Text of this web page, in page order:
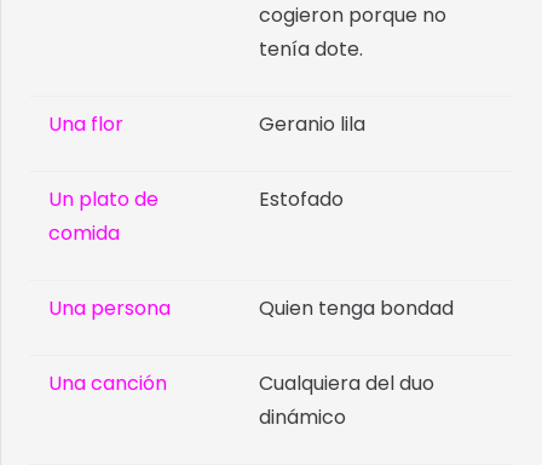
cogieron porque no
tenía dote.
Una flor Geranio lila
Un plato de
comida
Estofado
Una persona Quien tenga bondad
Una canción
Cualquiera del duo
dinámico